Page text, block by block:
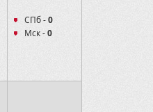
СПб -0
Мск -0